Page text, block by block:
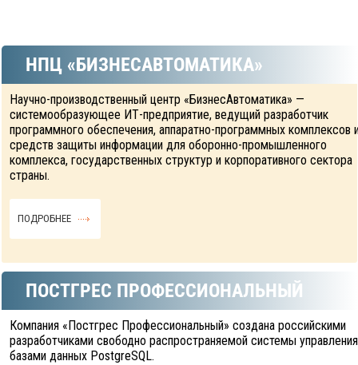
НПЦ «БИЗНЕСАВТОМАТИКА»
Научно-производственный центр «БизнесАвтоматика» —
системообразующее ИТ-предприятие, ведущий разработчик
программного обеспечения, аппаратно-программных комплексов
средств защиты информации для оборонно-промышленного
комплекса, государственных структур и корпоративного сектора
страны.
ПОДРОБНЕЕ
ПОСТГРЕС ПРОФЕССИОНАЛЬНЫЙ
Компания «Постгрес Профессиональный» создана российскими
разработчиками свободно распространяемой системы управления
базами данных PostgreSQL.